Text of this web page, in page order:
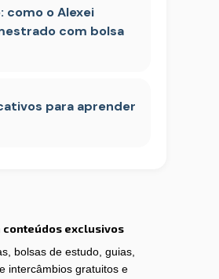
como o Alexei
com bolsa
para aprender
conteúdos exclusivos
bolsas de estudo, guias,
intercâmbios gratuitos e